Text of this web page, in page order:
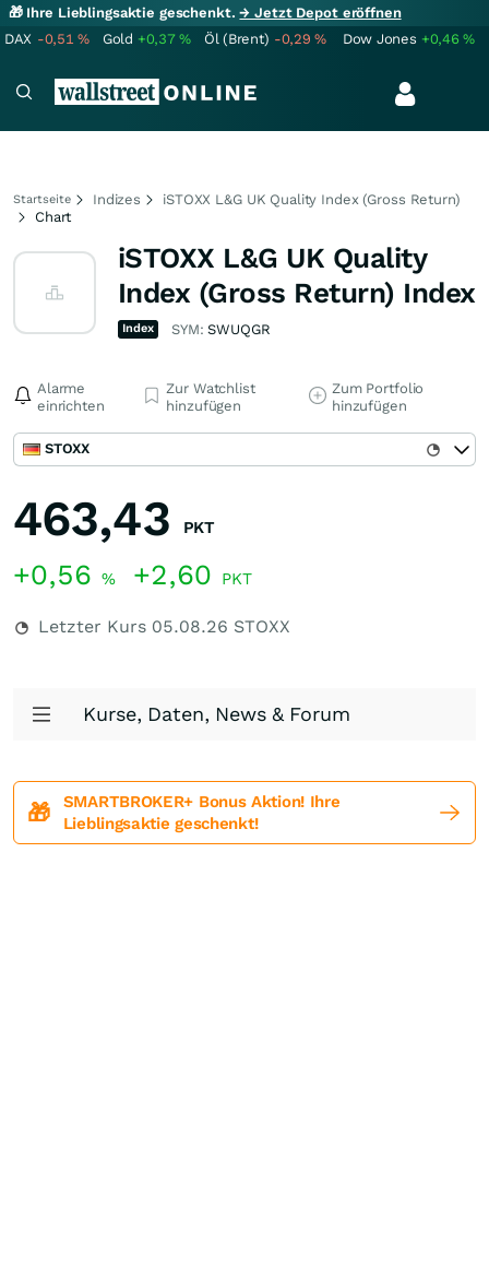
🎁 Ihre Lieblingsaktie geschenkt.→ Jetzt Depot eröffnen
DAX -0,51% Gold +0,37% Öl (Brent) -0,29% Dow Jones +0,46%
Startseite Indizes
iSTOXX L&G UK Quality Index (Gross Return)
Chart
iSTOXX L&G UK Quality
Index (Gross Return) Index
Index SYM:SWUQGR
Alarme
einrichten
Zur Watchlist
hinzufügen
Zum Portfolio
hinzufügen
STOXX
463,43 PKT
+0,56 % +2,60 PKT
Letzter Kurs 05.08.26 STOXX
Kurse, Daten, News & Forum
🎁
SMARTBROKER+ Bonus Aktion! Ihre
Lieblingsaktie geschenkt!